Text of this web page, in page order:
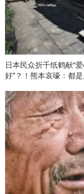
日本民众折千纸鹤献“
好”？！熊本哀嚎：都